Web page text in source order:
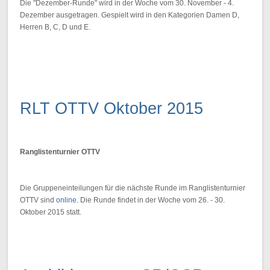
Die "Dezember-Runde" wird in der Woche vom 30. November - 4.
Dezember ausgetragen. Gespielt wird in den Kategorien Damen D,
Herren B, C, D und E.
RLT OTTV Oktober 2015
Ranglistenturnier OTTV
Die Gruppeneinteilungen für die nächste Runde im Ranglistenturnier
OTTV sind online. Die Runde findet in der Woche vom 26. - 30.
Oktober 2015 statt.